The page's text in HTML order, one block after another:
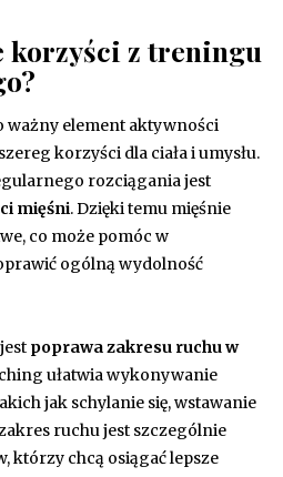
korzyści z treningu
element aktywności
korzyści dla ciała i umysłu.
rozciągania jest
mięśni. Dzięki temu mięśnie
co może pomóc w
ogólną wydolność
poprawa zakresu ruchu w
ułatwia wykonywanie
jak schylanie się, wstawanie
ruchu jest szczególnie
którzy chcą osiągać lepsze